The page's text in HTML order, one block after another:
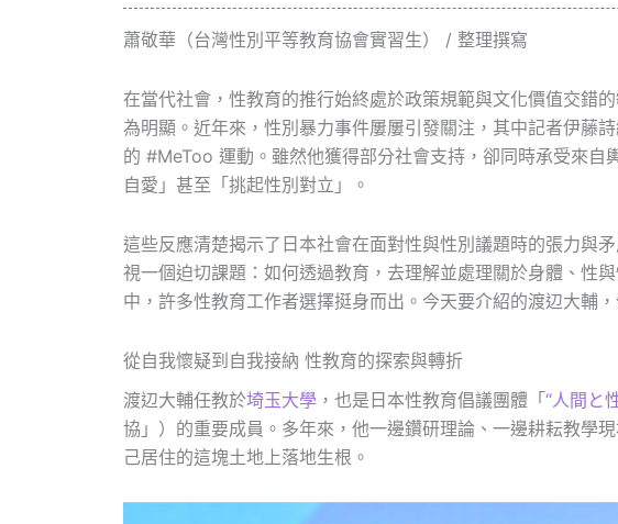
蕭敬華（台灣性別平等教育協會實習生） / 整理撰寫
在當代社會，性教育的推行始終處於政策規範與文化價值交錯
為明顯。近年來，性別暴力事件屢屢引發關注，其中記者伊藤
的 #MeToo 運動。雖然他獲得部分社會支持，卻同時承受來自
自愛」甚至「挑起性別對立」。
這些反應清楚揭示了日本社會在面對性與性別議題時的張力與
視一個迫切課題：如何透過教育，去理解並處理關於身體、性
中，許多性教育工作者選擇挺身而出。今天要介紹的渡辺大輔，
從自我懷疑到自我接納 性教育的探索與轉折
渡辺大輔任教於埼玉大學 ，也是日本性教育倡議團體「 “人間と
協」）的重要成員。多年來，他一邊鑽研理論、一邊耕耘教學
己居住的這塊土地上落地生根。